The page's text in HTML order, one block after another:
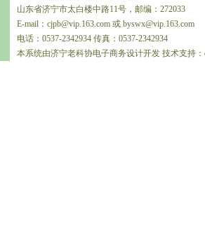
山东省济宁市太白楼中路11号，邮编：272033
E-mail：cjpb@vip.163.com 或 byswx@vip.163.com
电话：0537-2342934 传真：0537-2342934
本系统由济宁老科协电子商务设计开发 技术支持：